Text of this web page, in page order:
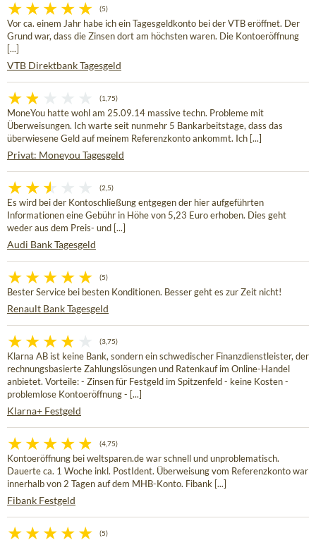
(5)
Vor ca. einem Jahr habe ich ein Tagesgeldkonto bei der VTB eröffnet. Der
Grund war, dass die Zinsen dort am höchsten waren. Die Kontoeröffnung
[...]
VTB Direktbank Tagesgeld
(1,75)
MoneYou hatte wohl am 25.09.14 massive techn. Probleme mit
Überweisungen. Ich warte seit nunmehr 5 Bankarbeitstage, dass das
überwiesene Geld auf meinem Referenzkonto ankommt. Ich [...]
Privat: Moneyou Tagesgeld
(2,5)
Es wird bei der Kontoschließung entgegen der hier aufgeführten
Informationen eine Gebühr in Höhe von 5,23 Euro erhoben. Dies geht
weder aus dem Preis- und [...]
Audi Bank Tagesgeld
(5)
Bester Service bei besten Konditionen. Besser geht es zur Zeit nicht!
Renault Bank Tagesgeld
(3,75)
Klarna AB ist keine Bank, sondern ein schwedischer Finanzdienstleister, der
rechnungsbasierte Zahlungslösungen und Ratenkauf im Online-Handel
anbietet. Vorteile: - Zinsen für Festgeld im Spitzenfeld - keine Kosten -
problemlose Kontoeröffnung - [...]
Klarna+ Festgeld
(4,75)
Kontoeröffnung bei weltsparen.de war schnell und unproblematisch.
Dauerte ca. 1 Woche inkl. PostIdent. Überweisung vom Referenzkonto war
innerhalb von 2 Tagen auf dem MHB-Konto. Fibank [...]
Fibank Festgeld
(5)